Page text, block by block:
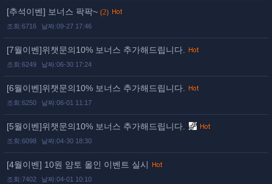
[추석이벤] 보너스 팍팍~ (2)
조회:6716 날짜:09-27 17:46
[7월이벤]위챗문의10% 보너스 추가해드립니다.
조회:6249 날짜:06-30 17:24
[6월이벤]위챗문의10% 보너스 추가해드립니다.
조회:6250 날짜:06-01 11:17
[5월이벤]위챗문의10% 보너스 추가해드립니다.
조회:6098 날짜:04-30 18:30
[4월이벤] 10원 얌토 올인 이벤트 실시
조회:7402 날짜:04-01 10:10